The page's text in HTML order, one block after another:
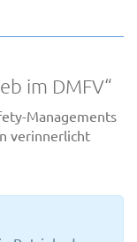
im DMFV“
Managements
verinnerlicht